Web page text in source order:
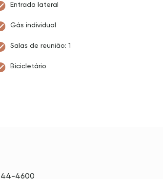
Entrada lateral
Gás individual
Salas de reunião: 1
Bicicletário
4600